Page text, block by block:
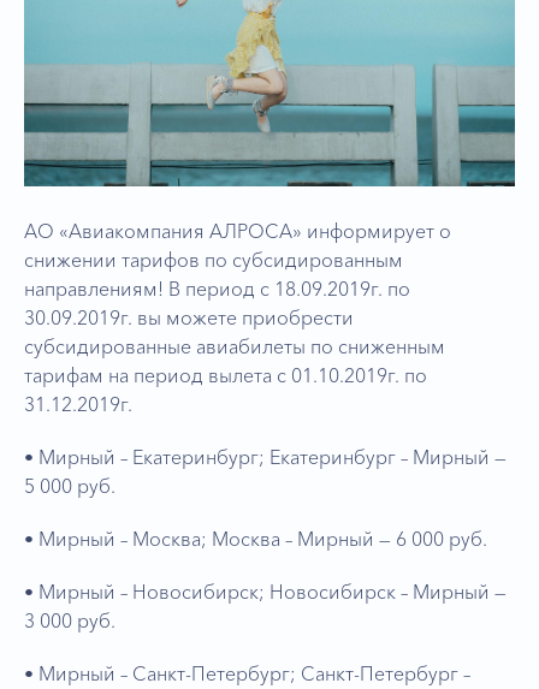
АО «Авиакомпания АЛРОСА» информирует о
снижении тарифов по субсидированным
направлениям! В период с 18.09.2019г. по
30.09.2019г. вы можете приобрести
субсидированные авиабилеты по сниженным
тарифам на период вылета с 01.10.2019г. по
31.12.2019г.
• Мирный – Екатеринбург; Екатеринбург – Мирный —
5 000 руб.
• Мирный – Москва; Москва – Мирный — 6 000 руб.
• Мирный – Новосибирск; Новосибирск – Мирный —
3 000 руб.
• Мирный – Санкт-Петербург; Санкт-Петербург –